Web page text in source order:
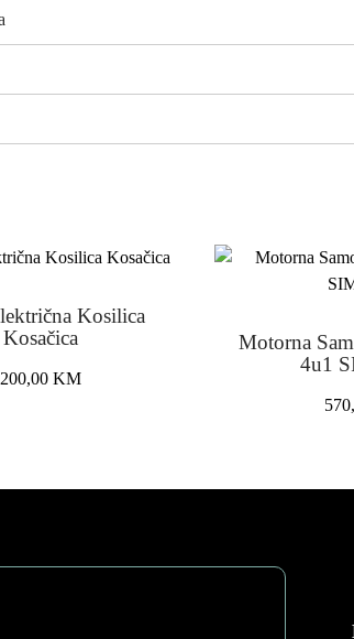
Kosilica
Kosačica
200,00 KM
Motorna
4u1